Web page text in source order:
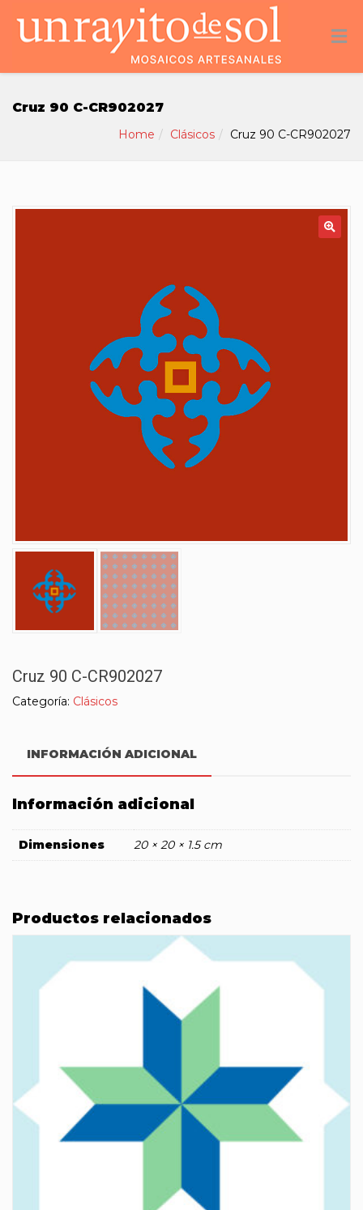
Cruz 90 C-CR902027
Home Clásicos Cruz 90 C-CR902027
Cruz 90 C-CR902027
Categoría: Clásicos
INFORMACIÓN ADICIONAL
Información adicional
Dimensiones 20 × 20 × 1.5 cm
Productos relacionados